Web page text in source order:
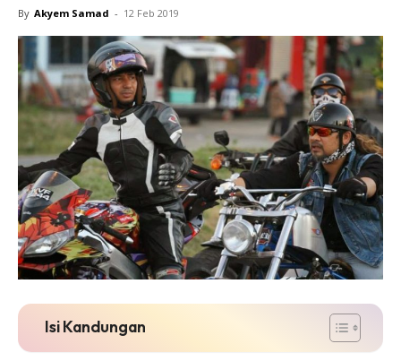
By Akyem Samad - 12 Feb 2019
Isi Kandungan